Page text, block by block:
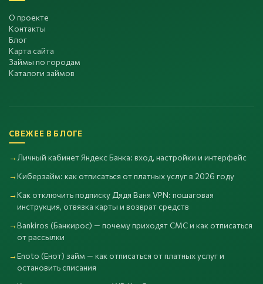
О проекте
Контакты
Блог
Карта сайта
Займы по городам
Каталоги займов
СВЕЖЕЕ В БЛОГЕ
Личный кабинет Яндекс Банка: вход, настройки и интерфейс
Киберзайм: как отписаться от платных услуг в 2026 году
Как отключить подписку Дядя Ваня VPN: пошаговая
инструкция, отвязка карты и возврат средств
Bankiros (Банкирос) — почему приходят СМС и как отписаться
от рассылки
Enoto (Енот) займ — как отписаться от платных услуг и
остановить списания